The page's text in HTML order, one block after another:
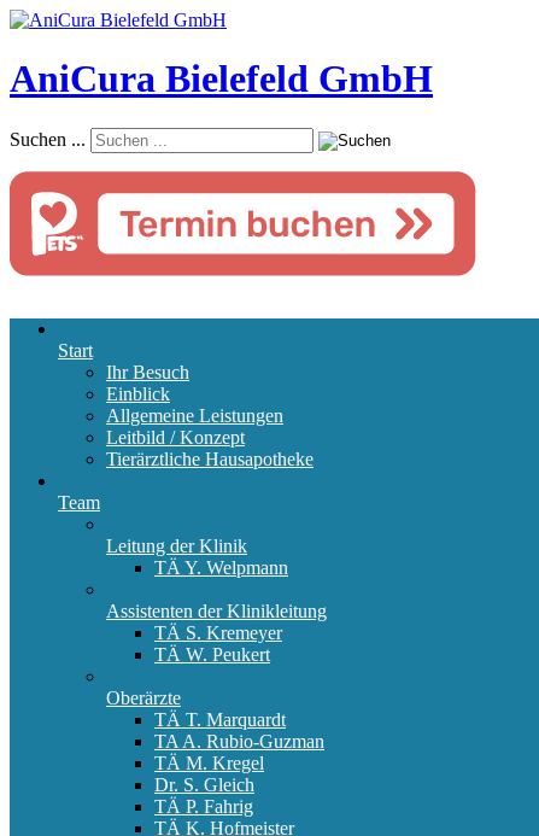
AniCura Bielefeld GmbH
Suchen ...
Start
Ihr Besuch
Einblick
Allgemeine Leistungen
Leitbild / Konzept
Tierärztliche Hausapotheke
Team
Leitung der Klinik
TÄ Y. Welpmann
Assistenten der Klinikleitung
TÄ S. Kremeyer
TÄ W. Peukert
Oberärzte
TÄ T. Marquardt
TA A. Rubio-Guzman
TÄ M. Kregel
Dr. S. Gleich
TÄ P. Fahrig
TÄ K. Hofmeister